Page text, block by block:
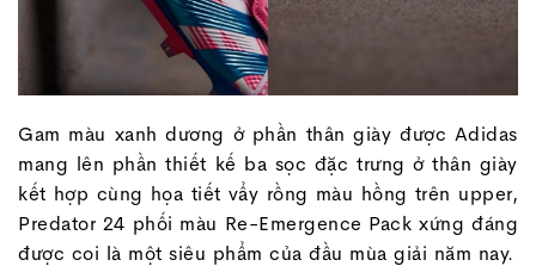
Gam màu xanh dương ở phần thân giày được Adidas
mang lên phần thiết kế ba sọc đặc trưng ở thân giày
kết hợp cùng họa tiết vẩy rồng màu hồng trên upper,
Predator 24 phối màu Re-Emergence Pack xứng đáng
được coi là một siêu phẩm của đầu mùa giải năm nay.